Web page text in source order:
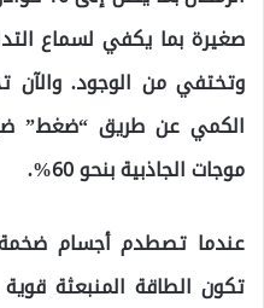
صغيرة بما يكفي لسماع
الكمي عن طريق “ضغط”
موجات الجاذبية بنحو 60%.
عندما تصطدم أجسام ضخمة
تكون الطاقة المنبعثة